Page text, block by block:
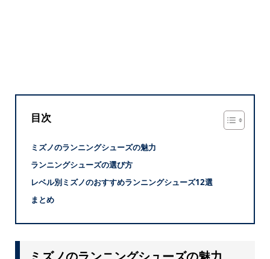
目次
ミズノのランニングシューズの魅力
ランニングシューズの選び方
レベル別ミズノのおすすめランニングシューズ12選
まとめ